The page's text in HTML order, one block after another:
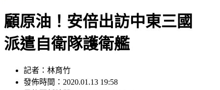
顧原油！安倍出訪中東三國
派遣自衛隊護衛艦
發佈時間：2020.01.13 19:58
最後更新時間：2020.01.13 19:08